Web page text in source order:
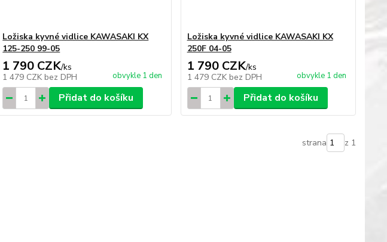
Ložiska kyvné vidlice KAWASAKI KX
125-250 99-05
1 790 CZK/ks
1 479 CZK bez DPH obvykle 1 den
Přidat do košíku
Ložiska kyvné vidlice KAWASAKI KX
250F 04-05
1 790 CZK/ks
1 479 CZK bez DPH obvykle 1 den
Přidat do košíku
strana z 1